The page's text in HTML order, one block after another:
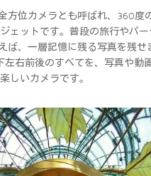
方位カメラとも呼ばれ、360度
ェットです。普段の旅行やパ
ば、一層記憶に残る写真を残せ
左右前後のすべてを、写真や動
しいカメラです。